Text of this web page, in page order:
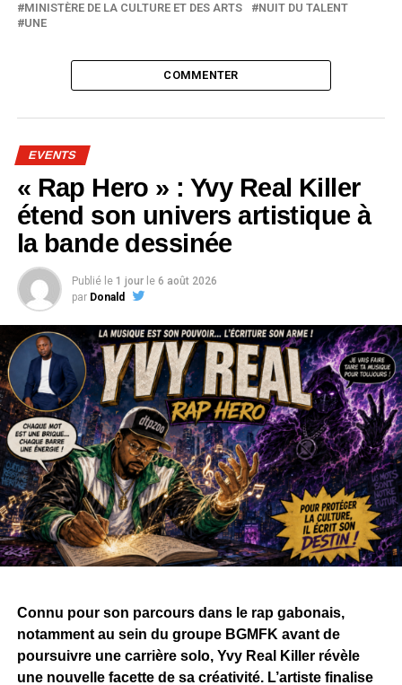
MINISTÈRE DE LA CULTURE ET DES ARTS
NUIT DU TALENT
UNE
COMMENTER
EVENTS
« Rap Hero » : Yvy Real Killer
étend son univers artistique à
la bande dessinée
Publié le 1 jour le 6 août 2026
par Donald
Connu pour son parcours dans le rap gabonais,
notamment au sein du groupe BGMFK avant de
poursuivre une carrière solo, Yvy Real Killer révèle
une nouvelle facette de sa créativité. L’artiste finalise